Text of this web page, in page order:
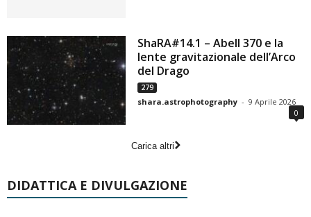
ShaRA#14.1 – Abell 370 e la
lente gravitazionale dell’Arco
del Drago
279
shara.astrophotography - 9 Aprile 2026
0
Carica altri
DIDATTICA E DIVULGAZIONE